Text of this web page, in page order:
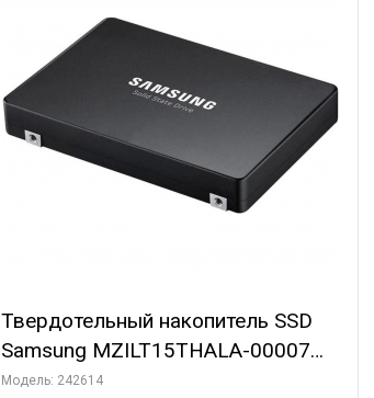
Твердотельный накопитель SSD
Samsung MZILT15THALA-00007
2.5", 15360GB, PM1643a,
Модель: 242614